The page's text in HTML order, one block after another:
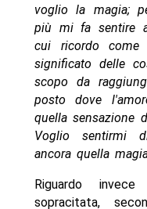
voglio la magia;
più mi fa sentire
cui ricordo
significato delle
scopo da
posto dove
quella sensazione
Voglio sentirmi
ancora quella
Riguardo
sopracitata,